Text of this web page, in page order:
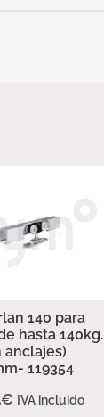
140 para
hasta 140kg.
anclajes)
119354
€ IVA incluido